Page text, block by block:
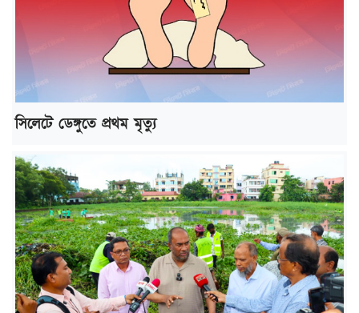
সিলেটে ডেঙ্গুতে প্রথম মৃত্যু